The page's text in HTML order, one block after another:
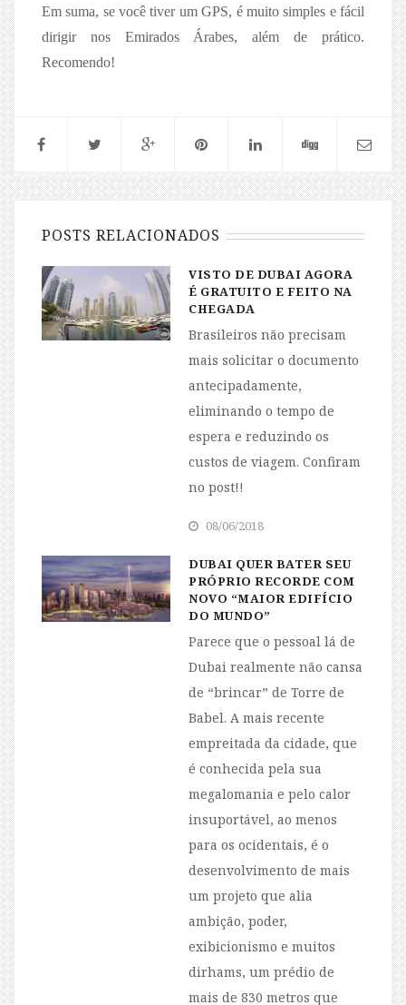
Em suma, se você tiver um GPS, é muito simples e fácil
dirigir nos Emirados Árabes, além de prático.
Recomendo!
POSTS RELACIONADOS
VISTO DE DUBAI AGORA
É GRATUITO E FEITO NA
CHEGADA
Brasileiros não precisam
mais solicitar o documento
antecipadamente,
eliminando o tempo de
espera e reduzindo os
custos de viagem. Confiram
no post!!
08/06/2018
DUBAI QUER BATER SEU
PRÓPRIO RECORDE COM
NOVO “MAIOR EDIFÍCIO
DO MUNDO”
Parece que o pessoal lá de
Dubai realmente não cansa
de “brincar” de Torre de
Babel. A mais recente
empreitada da cidade, que
é conhecida pela sua
megalomania e pelo calor
insuportável, ao menos
para os ocidentais, é o
desenvolvimento de mais
um projeto que alia
ambição, poder,
exibicionismo e muitos
dirhams, um prédio de
mais de 830 metros que